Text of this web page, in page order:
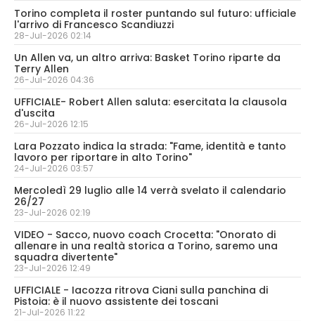
Torino completa il roster puntando sul futuro: ufficiale
l'arrivo di Francesco Scandiuzzi
28-Jul-2026 02:14
Un Allen va, un altro arriva: Basket Torino riparte da
Terry Allen
26-Jul-2026 04:36
UFFICIALE- Robert Allen saluta: esercitata la clausola
d'uscita
26-Jul-2026 12:15
Lara Pozzato indica la strada: "Fame, identità e tanto
lavoro per riportare in alto Torino"
24-Jul-2026 03:57
Mercoledì 29 luglio alle 14 verrà svelato il calendario
26/27
23-Jul-2026 02:19
VIDEO - Sacco, nuovo coach Crocetta: "Onorato di
allenare in una realtà storica a Torino, saremo una
squadra divertente"
23-Jul-2026 12:49
UFFICIALE - Iacozza ritrova Ciani sulla panchina di
Pistoia: è il nuovo assistente dei toscani
21-Jul-2026 11:22